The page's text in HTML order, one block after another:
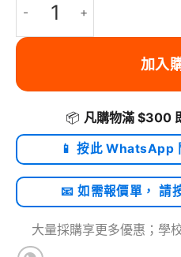
加入
📦 凡購物滿 $300
📱 按此 WhatsApp
📧 如需報價單， 請
大量採購享更多優惠；學